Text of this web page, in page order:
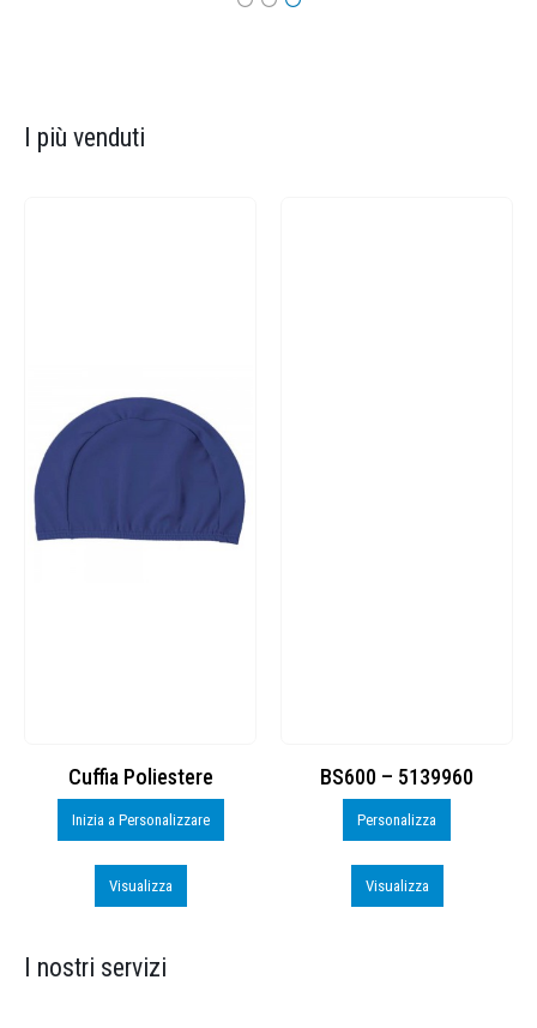
I più venduti
Cuffia Poliestere
Inizia a Personalizzare
Visualizza
BS600 – 5139960
Personalizza
Visualizza
I nostri servizi